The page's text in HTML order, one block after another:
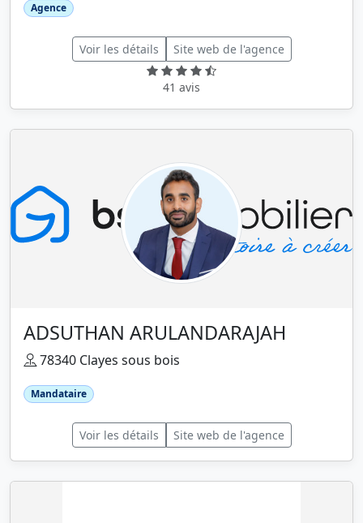
Agence
Voir les détails Site web de l'agence
41 avis
ADSUTHAN ARULANDARAJAH
78340 Clayes sous bois
Mandataire
Voir les détails Site web de l'agence